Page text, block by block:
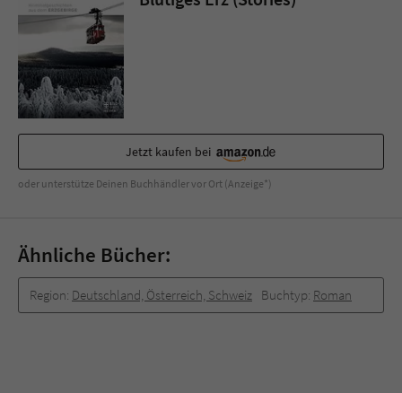
Jetzt kaufen bei
oder unterstütze Deinen Buchhändler vor Ort (Anzeige*)
Ähnliche Bücher:
Region: Deutschland, Österreich, Schweiz Buchtyp: Roman